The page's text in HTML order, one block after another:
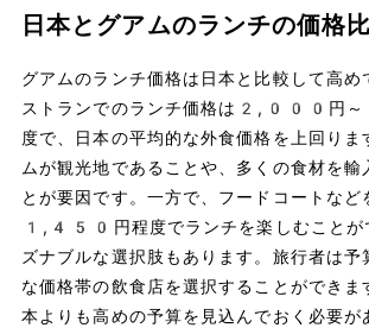
日本とグアムのランチの価格
グアムのランチ価格は日本と比較して高め
ストランでのランチ価格は2,000
度で、日本の平均的な外食価格を上回りま
ムが観光地であることや、多くの食材を輸
とが要因です。一方で、フードコートなど
1,450円程度でランチを楽しむことが
ズナブルな選択肢もあります。旅行者は予
な価格帯の飲食店を選択することができま
本よりも高めの予算を見込んでおく必要が